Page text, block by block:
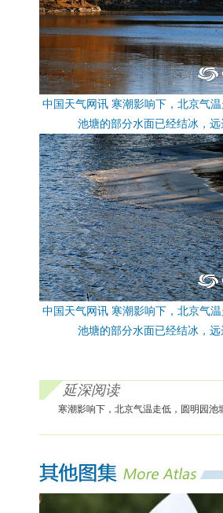
中国天气网讯 寒潮影响下，北京气温
池塘的部分水面已经结冰，远
中国天气网讯 寒潮影响下，北京气温
池塘的部分水面已经结冰，远
延深阅读
寒潮影响下，北京气温走低，圆明园池